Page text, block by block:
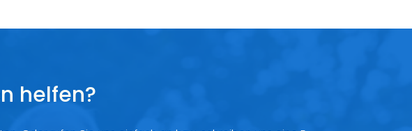
helfen?